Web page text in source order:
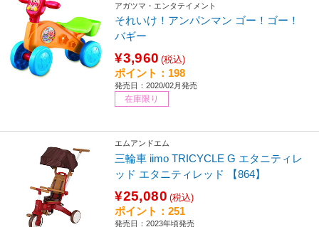
アガツマ・エンタテイメント
それいけ！アンパンマン ゴー！ゴー！
バギー
¥3,960 (税込)
ポイント：198
発売日：2020/02月発売
在庫限り
エムアンドエム
三輪車 iimo TRICYCLE G エタニティレ
ッド エタニティレッド 【864】
¥25,080 (税込)
ポイント：251
発売日：2023年頃発売